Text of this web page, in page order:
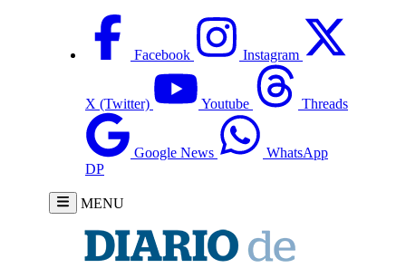
Facebook Instagram
X (Twitter) Youtube Threads
Google News
WhatsApp
DP
MENU